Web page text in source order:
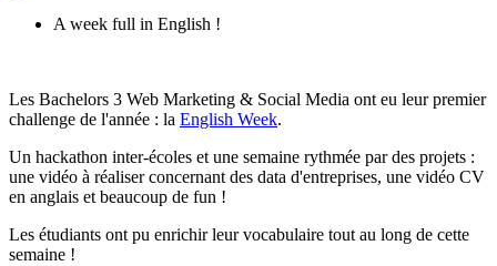
A week full in English !
Les Bachelors 3 Web Marketing & Social Media ont eu leur premier
challenge de l'année : la English Week.
Un hackathon inter-écoles et une semaine rythmée par des projets :
une vidéo à réaliser concernant des data d'entreprises, une vidéo CV
en anglais et beaucoup de fun !
Les étudiants ont pu enrichir leur vocabulaire tout au long de cette
semaine !